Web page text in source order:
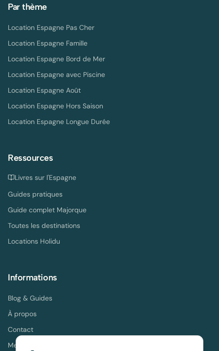
Par thème
Location Espagne Pas Cher
Location Espagne Famille
Location Espagne Bord de Mer
Location Espagne avec Piscine
Location Espagne Août
Location Espagne Hors Saison
Location Espagne Longue Durée
Ressources
Livres sur l'Espagne
Guides pratiques
Guide complet Majorque
Toutes les destinations
Locations Holidu
Informations
Blog & Guides
À propos
Contact
Mentions légales